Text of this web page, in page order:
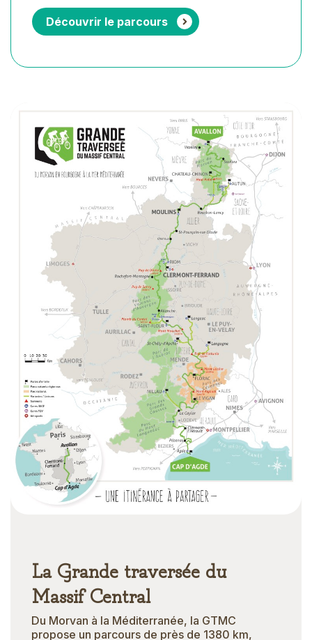
Découvrir le parcours
La Grande traversée du
Massif Central
Du Morvan à la Méditerranée, la GTMC
propose un parcours de près de 1380 km,